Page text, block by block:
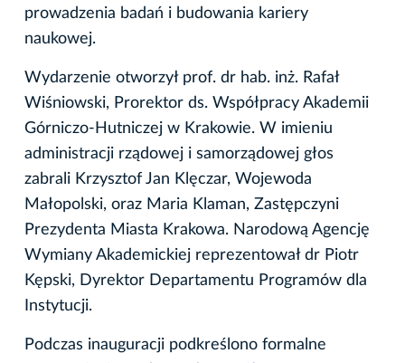
prowadzenia badań i budowania kariery
naukowej.
Wydarzenie otworzył prof. dr hab. inż. Rafał
Wiśniowski, Prorektor ds. Współpracy Akademii
Górniczo-Hutniczej w Krakowie. W imieniu
administracji rządowej i samorządowej głos
zabrali Krzysztof Jan Klęczar, Wojewoda
Małopolski, oraz Maria Klaman, Zastępczyni
Prezydenta Miasta Krakowa. Narodową Agencję
Wymiany Akademickiej reprezentował dr Piotr
Kępski, Dyrektor Departamentu Programów dla
Instytucji.
Podczas inauguracji podkreślono formalne